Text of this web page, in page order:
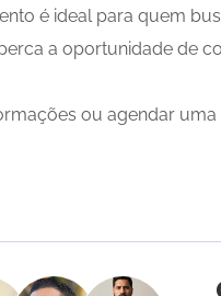
é ideal para quem
a oportunidade de
ou agendar